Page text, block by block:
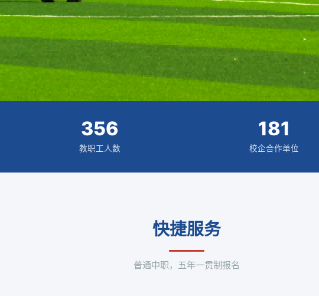
356
教职工人数
181
校企合作单位
快捷服务
普通中职，五年一贯制报名